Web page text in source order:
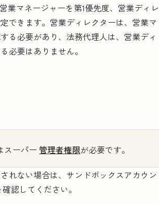
業マネージャーを第1優先度、営業ディレ
できます。営業ディレクターは、営業マ
る必要があり、法務代理人は、営業ディ
必要はありません。
スーパー 管理者権限が必要です。
れない場合は、サンドボックスアカウン
認してください。